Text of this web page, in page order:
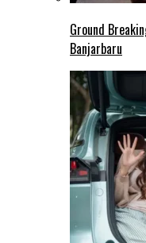
Ground
Banjarbaru